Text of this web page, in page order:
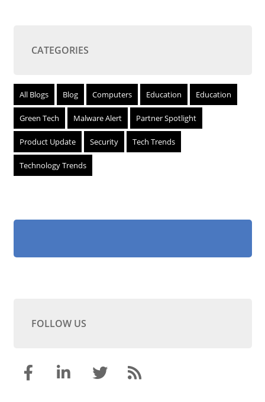
CATEGORIES
All Blogs Blog Computers Education Education
Green Tech Malware Alert Partner Spotlight
Product Update Security Tech Trends
Technology Trends
FOLLOW US